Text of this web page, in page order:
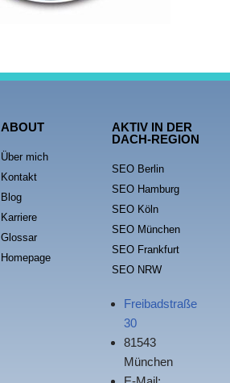
ABOUT
Über mich
Kontakt
Blog
Karriere
Glossar
Homepage
AKTIV IN DER
DACH-REGION
SEO Berlin
SEO Hamburg
SEO Köln
SEO München
SEO Frankfurt
SEO NRW
Freibadstraße
30
81543
München